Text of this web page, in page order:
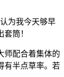
为我今天够早
筒！
师配合着集体的
有半点草率。若